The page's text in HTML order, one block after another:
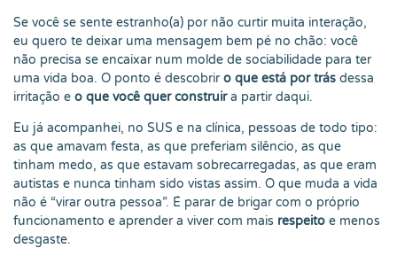
Se você se sente estranho(a) por não curtir muita interação,
eu quero te deixar uma mensagem bem pé no chão: você
não precisa se encaixar num molde de sociabilidade para ter
uma vida boa. O ponto é descobriro que está por trás dessa
irritação e o que você quer construira partir daqui.
Eu já acompanhei, no SUS e na clínica, pessoas de todo tipo:
as que amavam festa, as que preferiam silêncio, as que
tinham medo, as que estavam sobrecarregadas, as que eram
autistas e nunca tinham sido vistas assim. O que muda a vida
não é “virar outra pessoa”. É parar de brigar com o próprio
funcionamento e aprender a viver com mais respeito e menos
desgaste.